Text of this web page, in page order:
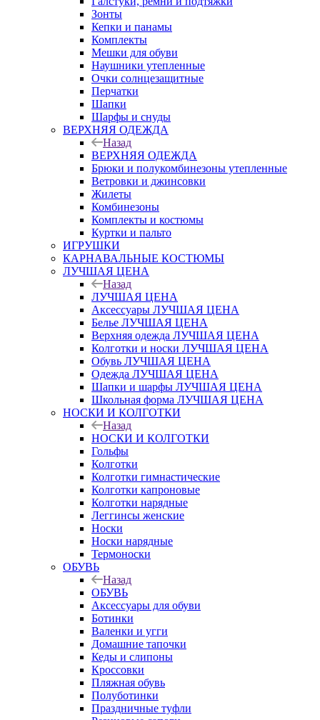
Зонты
Кепки и панамы
Комплекты
Мешки для обуви
Наушники утепленные
Очки солнцезащитные
Перчатки
Шапки
Шарфы и снуды
ВЕРХНЯЯ ОДЕЖДА
Назад
ВЕРХНЯЯ ОДЕЖДА
Брюки и полукомбинезоны утепленные
Ветровки и джинсовки
Жилеты
Комбинезоны
Комплекты и костюмы
Куртки и пальто
ИГРУШКИ
КАРНАВАЛЬНЫЕ КОСТЮМЫ
ЛУЧШАЯ ЦЕНА
Назад
ЛУЧШАЯ ЦЕНА
Аксессуары ЛУЧШАЯ ЦЕНА
Белье ЛУЧШАЯ ЦЕНА
Верхняя одежда ЛУЧШАЯ ЦЕНА
Колготки и носки ЛУЧШАЯ ЦЕНА
Обувь ЛУЧШАЯ ЦЕНА
Одежда ЛУЧШАЯ ЦЕНА
Шапки и шарфы ЛУЧШАЯ ЦЕНА
Школьная форма ЛУЧШАЯ ЦЕНА
НОСКИ И КОЛГОТКИ
Назад
НОСКИ И КОЛГОТКИ
Гольфы
Колготки
Колготки гимнастические
Колготки капроновые
Колготки нарядные
Леггинсы женские
Носки
Носки нарядные
Термоноски
ОБУВЬ
Назад
ОБУВЬ
Аксессуары для обуви
Ботинки
Валенки и угги
Домашние тапочки
Кеды и слипоны
Кроссовки
Пляжная обувь
Полуботинки
Праздничные туфли